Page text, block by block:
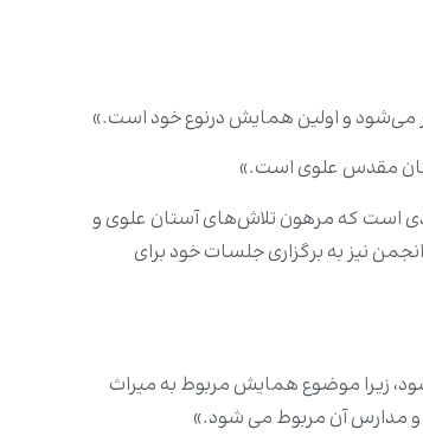
می‌شود و اولین همایش درنوع خود است.»
مقدس علوی است.»
است که مرهون تلاش‌های آستان علوی و
نیز به برگزاری جلسات خود برای
زیرا موضوع همایش مربوط به میراث
و مدارس آن مربوط می شود.»